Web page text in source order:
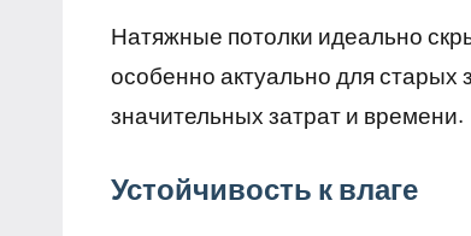
Натяжные потолки идеально
особенно актуально для старых
значительных затрат и времени.
Устойчивость к влаге